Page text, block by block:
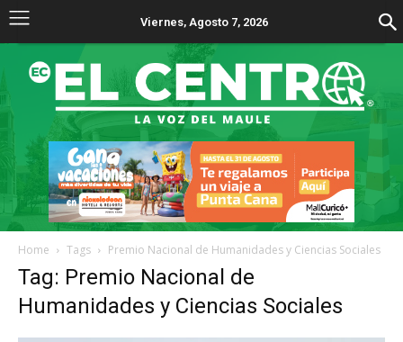
Viernes, Agosto 7, 2026
Home Tags Premio Nacional de Humanidades y Ciencias Sociales
Tag: Premio Nacional de
Humanidades y Ciencias Sociales